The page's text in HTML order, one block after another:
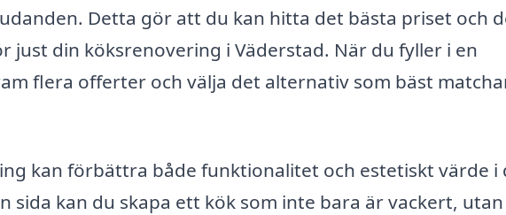
Detta gör att du kan hitta det bästa priset och
just din köksrenovering i Väderstad. När du fyller i en
flera offerter och välja det alternativ som bäst
kan förbättra både funktionalitet och estetiskt värde i
sida kan du skapa ett kök som inte bara är vackert, utan